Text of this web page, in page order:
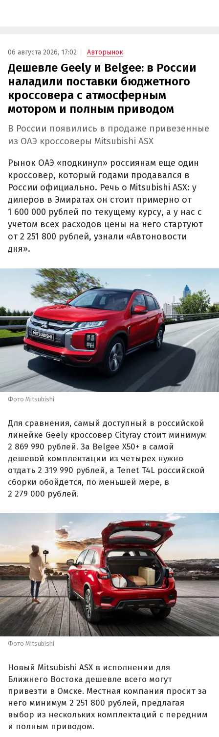
06 августа 2026, 17:02 Авторынок
Дешевле Geely и Belgee: в России
наладили поставки бюджетного
кроссовера с атмосферным
мотором и полным приводом
В России появились в продаже привезенные
из ОАЭ кроссоверы Mitsubishi ASX
Рынок ОАЭ «подкинул» россиянам еще один
кроссовер, который годами продавался в
России официально. Речь о Mitsubishi ASX: у
дилеров в Эмиратах он стоит примерно от
1 600 000 рублей по текущему курсу, а у нас с
учетом всех расходов цены на него стартуют
от 2 251 800 рублей, узнали «Автоновости
дня».
Фото Mitsubishi
Для сравнения, самый доступный в российской
линейке Geely кроссовер Cityray стоит минимум
2 869 990 рублей. За Belgee X50+ в самой
дешевой комплектации из четырех нужно
отдать 2 319 990 рублей, а Tenet T4L российской
сборки обойдется, по меньшей мере, в
2 279 000 рублей.
Фото Mitsubishi
Новый Mitsubishi ASX в исполнении для
Ближнего Востока дешевле всего могут
привезти в Омске. Местная компания просит за
него минимум 2 251 800 рублей, предлагая
выбор из нескольких комплектаций с передним
и полным приводом.